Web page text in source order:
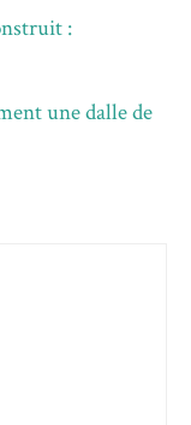
:
une dalle de